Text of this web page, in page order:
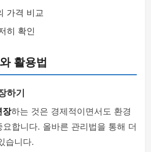
가격 비교
히 확인
활용법
하기
장하는 것은 경제적이면서도 환경
합니다. 올바른 관리법을 통해 더
습니다.